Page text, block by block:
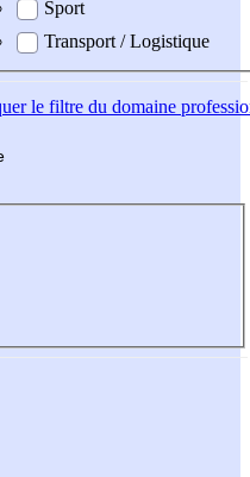
Sport
Transport / Logistique
le filtre du domaine